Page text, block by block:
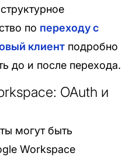
по переходу с
клиент подробно
до и после перехода.
OAuth и
могут быть
Workspace